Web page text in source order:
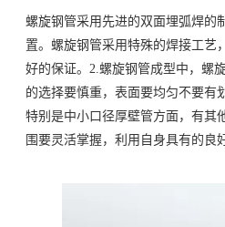
螺旋钢管采用先进的双面埋弧焊的
置。螺旋钢管采用特殊的焊接工艺
好的保证。2.螺旋钢管成型中，螺
的选择要慎重，表面要均匀不要有
特别是中小口径厚壁管方面，有其
围要灵活掌握，利用自身具有的良